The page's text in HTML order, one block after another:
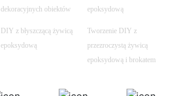
dekoracyjnych obiektów
epoksydową
DIY z błyszczącą żywicą
epoksydową
Tworzenie DIY z
przezroczystą żywicą
epoksydową i brokatem